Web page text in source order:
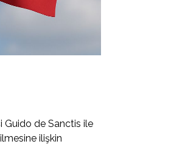
Guido de Sanctis ile
ilişkin